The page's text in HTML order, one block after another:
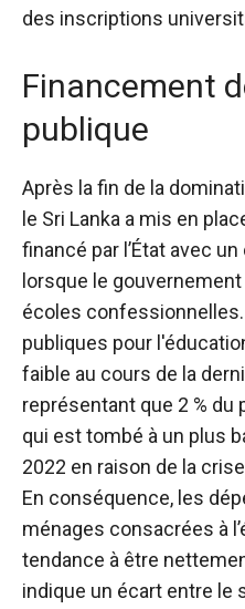
des inscriptions
Financement
publique
Après la fin de la
le Sri Lanka a mis en
financé par l’État avec
lorsque le
écoles
publiques pour
faible au cours de la
représentant que 2 % du
qui est tombé à un plus
2022 en raison de la
En conséquence, les
ménages consacrées à
tendance à être
indique un écart entre le